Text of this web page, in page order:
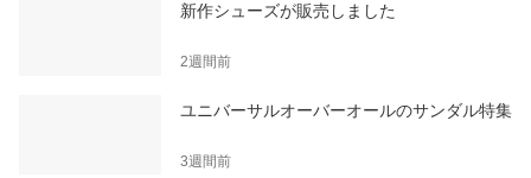
新作シューズが販売しました
2週間前
ユニバーサルオーバーオールのサンダル特集
3週間前